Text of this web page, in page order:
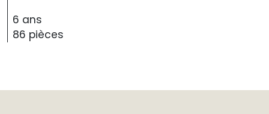
6 ans
86 pièces